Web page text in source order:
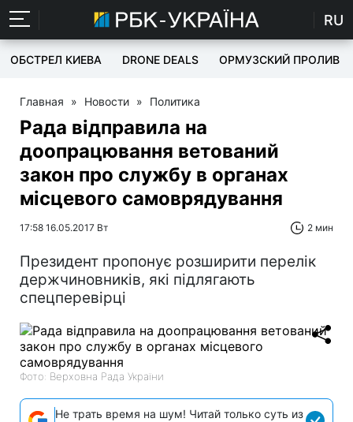
RU
ОБСТРЕЛ КИЕВА DRONE DEALS ОРМУЗСКИЙ ПРОЛИВ
Главная » Новости » Политика
Рада відправила на
доопрацювання ветований
закон про службу в органах
місцевого самоврядування
17:58 16.05.2017 Вт 2 мин
Президент пропонує розширити перелік
держчиновників, які підлягають
спецперевірці
Фото: Верховна Рада України
Не трать время на шум! Читай только суть из